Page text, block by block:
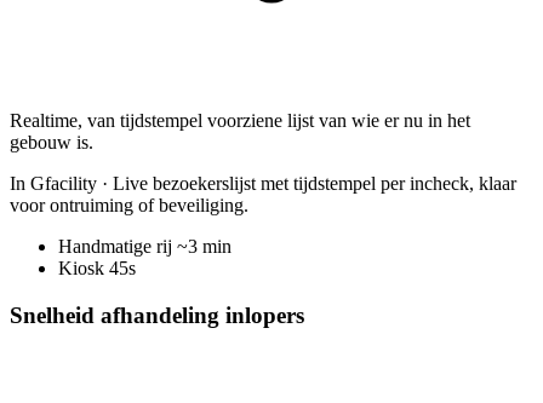
Realtime, van tijdstempel voorziene lijst van wie er nu in het
gebouw is.
In Gfacility · Live bezoekerslijst met tijdstempel per incheck, klaar
voor ontruiming of beveiliging.
Handmatige rij ~3 min
Kiosk 45s
Snelheid afhandeling inlopers